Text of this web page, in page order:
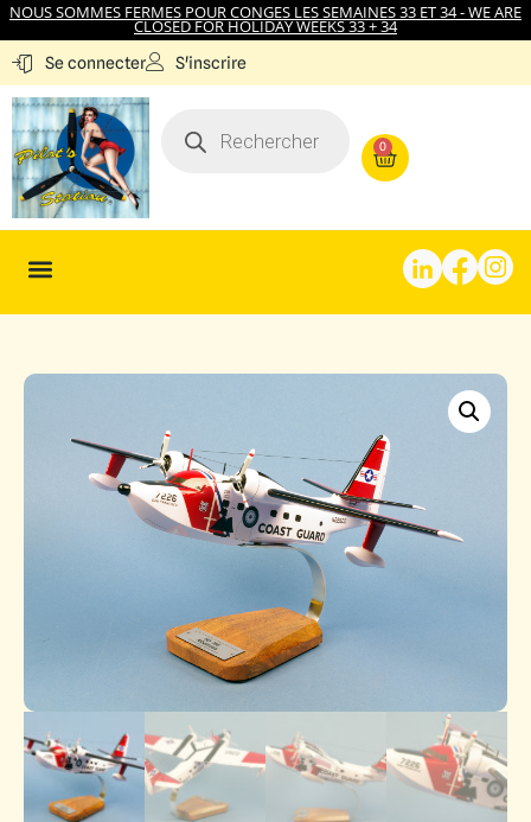
NOUS SOMMES FERMES POUR CONGES LES SEMAINES 33 ET 34 - WE ARE
CLOSED FOR HOLIDAY WEEKS 33 + 34
Se connecter S'inscrire
0